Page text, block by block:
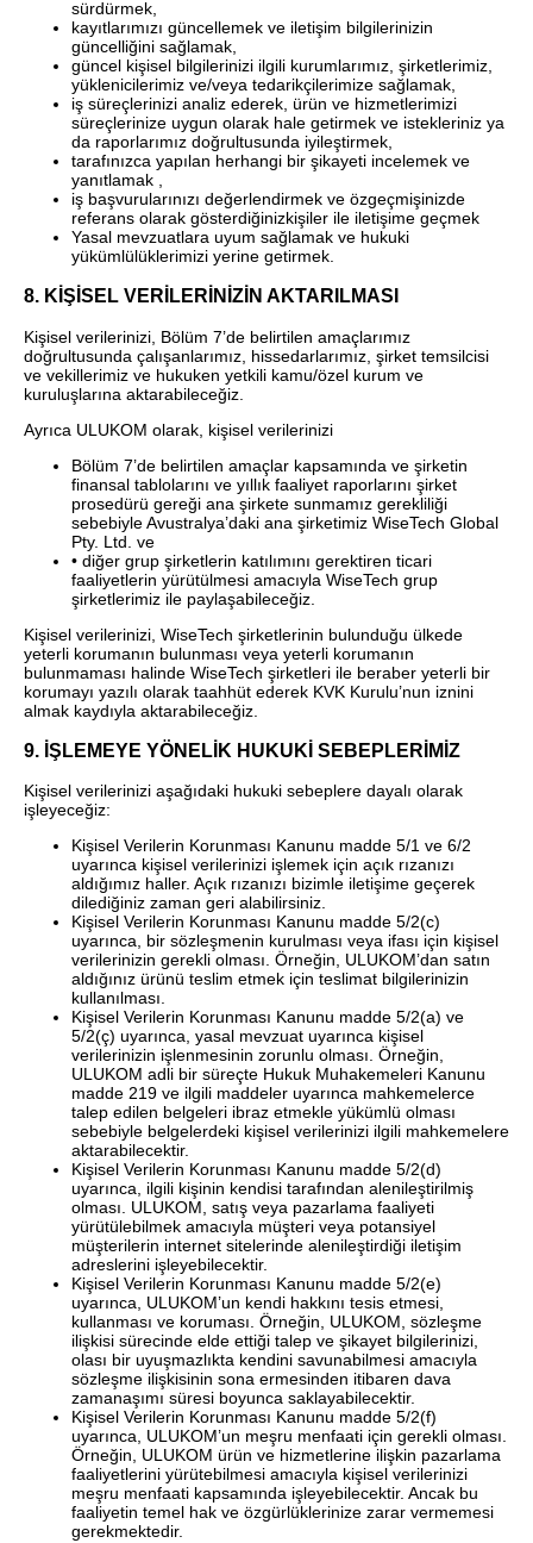
sürdürmek,
kayıtlarımızı güncellemek ve iletişim bilgilerinizin
güncelliğini sağlamak,
güncel kişisel bilgilerinizi ilgili kurumlarımız, şirketlerimiz,
yüklenicilerimiz ve/veya tedarikçilerimize sağlamak,
iş süreçlerinizi analiz ederek, ürün ve hizmetlerimizi
süreçlerinize uygun olarak hale getirmek ve istekleriniz ya
da raporlarımız doğrultusunda iyileştirmek,
tarafınızca yapılan herhangi bir şikayeti incelemek ve
yanıtlamak ,
iş başvurularınızı değerlendirmek ve özgeçmişinizde
referans olarak gösterdiğinizkişiler ile iletişime geçmek
Yasal mevzuatlara uyum sağlamak ve hukuki
yükümlülüklerimizi yerine getirmek.
8. KİŞİSEL VERİLERİNİZİN AKTARILMASI
Kişisel verilerinizi, Bölüm 7’de belirtilen amaçlarımız
doğrultusunda çalışanlarımız, hissedarlarımız, şirket temsilcisi
ve vekillerimiz ve hukuken yetkili kamu/özel kurum ve
kuruluşlarına aktarabileceğiz.
Ayrıca ULUKOM olarak, kişisel verilerinizi
Bölüm 7’de belirtilen amaçlar kapsamında ve şirketin
finansal tablolarını ve yıllık faaliyet raporlarını şirket
prosedürü gereği ana şirkete sunmamız gerekliliği
sebebiyle Avustralya’daki ana şirketimiz WiseTech Global
Pty. Ltd. ve
• diğer grup şirketlerin katılımını gerektiren ticari
faaliyetlerin yürütülmesi amacıyla WiseTech grup
şirketlerimiz ile paylaşabileceğiz.
Kişisel verilerinizi, WiseTech şirketlerinin bulunduğu ülkede
yeterli korumanın bulunması veya yeterli korumanın
bulunmaması halinde WiseTech şirketleri ile beraber yeterli bir
korumayı yazılı olarak taahhüt ederek KVK Kurulu’nun iznini
almak kaydıyla aktarabileceğiz.
9. İŞLEMEYE YÖNELİK HUKUKİ SEBEPLERİMİZ
Kişisel verilerinizi aşağıdaki hukuki sebeplere dayalı olarak
işleyeceğiz:
Kişisel Verilerin Korunması Kanunu madde 5/1 ve 6/2
uyarınca kişisel verilerinizi işlemek için açık rızanızı
aldığımız haller. Açık rızanızı bizimle iletişime geçerek
dilediğiniz zaman geri alabilirsiniz.
Kişisel Verilerin Korunması Kanunu madde 5/2(c)
uyarınca, bir sözleşmenin kurulması veya ifası için kişisel
verilerinizin gerekli olması. Örneğin, ULUKOM’dan satın
aldığınız ürünü teslim etmek için teslimat bilgilerinizin
kullanılması.
Kişisel Verilerin Korunması Kanunu madde 5/2(a) ve
5/2(ç) uyarınca, yasal mevzuat uyarınca kişisel
verilerinizin işlenmesinin zorunlu olması. Örneğin,
ULUKOM adli bir süreçte Hukuk Muhakemeleri Kanunu
madde 219 ve ilgili maddeler uyarınca mahkemelerce
talep edilen belgeleri ibraz etmekle yükümlü olması
sebebiyle belgelerdeki kişisel verilerinizi ilgili mahkemelere
aktarabilecektir.
Kişisel Verilerin Korunması Kanunu madde 5/2(d)
uyarınca, ilgili kişinin kendisi tarafından alenileştirilmiş
olması. ULUKOM, satış veya pazarlama faaliyeti
yürütülebilmek amacıyla müşteri veya potansiyel
müşterilerin internet sitelerinde alenileştirdiği iletişim
adreslerini işleyebilecektir.
Kişisel Verilerin Korunması Kanunu madde 5/2(e)
uyarınca, ULUKOM’un kendi hakkını tesis etmesi,
kullanması ve koruması. Örneğin, ULUKOM, sözleşme
ilişkisi sürecinde elde ettiği talep ve şikayet bilgilerinizi,
olası bir uyuşmazlıkta kendini savunabilmesi amacıyla
sözleşme ilişkisinin sona ermesinden itibaren dava
zamanaşımı süresi boyunca saklayabilecektir.
Kişisel Verilerin Korunması Kanunu madde 5/2(f)
uyarınca, ULUKOM’un meşru menfaati için gerekli olması.
Örneğin, ULUKOM ürün ve hizmetlerine ilişkin pazarlama
faaliyetlerini yürütebilmesi amacıyla kişisel verilerinizi
meşru menfaati kapsamında işleyebilecektir. Ancak bu
faaliyetin temel hak ve özgürlüklerinize zarar vermemesi
gerekmektedir.